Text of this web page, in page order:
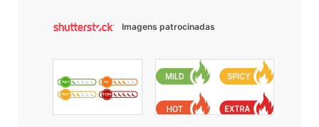
Imagens patrocinadas